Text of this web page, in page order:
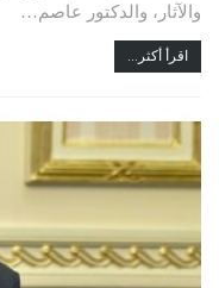
والآثار، والدكتور عاصم…
اقرأ أكثر...